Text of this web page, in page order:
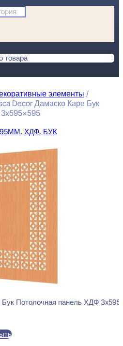
товара
элементы /
Decor Дамаско Каре Бук
Бук Потолочная панель ХДФ